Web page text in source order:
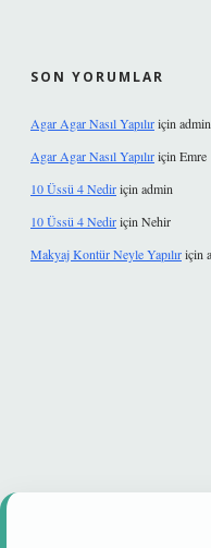
SON YORUMLAR
Agar Agar Nasıl Yapılıriçin admin
Agar Agar Nasıl Yapılıriçin Emre
10 Üssü 4 Nediriçin admin
10 Üssü 4 Nediriçin Nehir
Makyaj Kontür Neyle Yapılıriçin
mi